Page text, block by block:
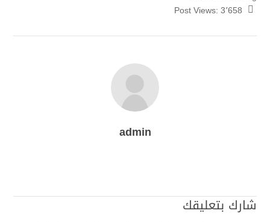
Post Views: 3٬658
admin
شارك بتعليقك